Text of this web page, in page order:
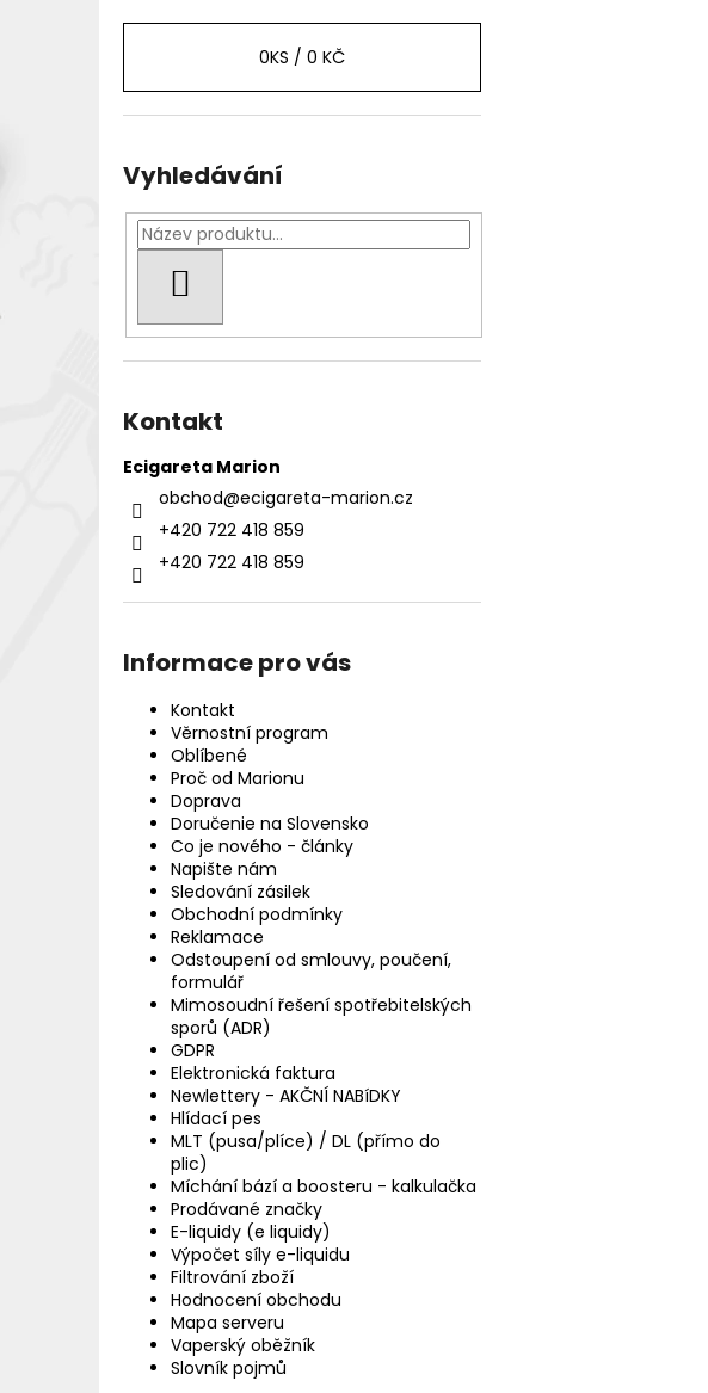
0KS / 0 KČ
Vyhledávání
Kontakt
Ecigareta Marion
obchod@ecigareta-marion.cz
+420 722 418 859
+420 722 418 859
Informace pro vás
Kontakt
Věrnostní program
Oblíbené
Proč od Marionu
Doprava
Doručenie na Slovensko
Co je nového - články
Napište nám
Sledování zásilek
Obchodní podmínky
Reklamace
Odstoupení od smlouvy, poučení,
formulář
Mimosoudní řešení spotřebitelských
sporů (ADR)
GDPR
Elektronická faktura
Newlettery - AKČNÍ NABíDKY
Hlídací pes
MLT (pusa/plíce) / DL (přímo do
plic)
Míchání bází a boosteru - kalkulačka
Prodávané značky
E-liquidy (e liquidy)
Výpočet síly e-liquidu
Filtrování zboží
Hodnocení obchodu
Mapa serveru
Vaperský oběžník
Slovník pojmů